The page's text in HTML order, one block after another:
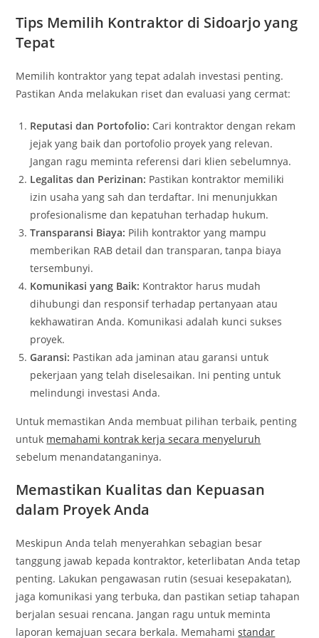
Tips Memilih Kontraktor di Sidoarjo yang
Tepat
Memilih kontraktor yang tepat adalah investasi penting.
Pastikan Anda melakukan riset dan evaluasi yang cermat:
Reputasi dan Portofolio: Cari kontraktor dengan rekam
jejak yang baik dan portofolio proyek yang relevan.
Jangan ragu meminta referensi dari klien sebelumnya.
Legalitas dan Perizinan: Pastikan kontraktor memiliki
izin usaha yang sah dan terdaftar. Ini menunjukkan
profesionalisme dan kepatuhan terhadap hukum.
Transparansi Biaya: Pilih kontraktor yang mampu
memberikan RAB detail dan transparan, tanpa biaya
tersembunyi.
Komunikasi yang Baik: Kontraktor harus mudah
dihubungi dan responsif terhadap pertanyaan atau
kekhawatiran Anda. Komunikasi adalah kunci sukses
proyek.
Garansi: Pastikan ada jaminan atau garansi untuk
pekerjaan yang telah diselesaikan. Ini penting untuk
melindungi investasi Anda.
Untuk memastikan Anda membuat pilihan terbaik, penting
untuk memahami kontrak kerja secara menyeluruh
sebelum menandatanganinya.
Memastikan Kualitas dan Kepuasan
dalam Proyek Anda
Meskipun Anda telah menyerahkan sebagian besar
tanggung jawab kepada kontraktor, keterlibatan Anda tetap
penting. Lakukan pengawasan rutin (sesuai kesepakatan),
jaga komunikasi yang terbuka, dan pastikan setiap tahapan
berjalan sesuai rencana. Jangan ragu untuk meminta
laporan kemajuan secara berkala. Memahamistandar